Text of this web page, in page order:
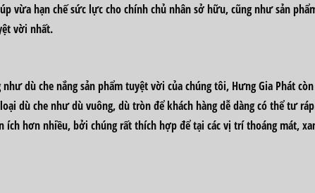
vừa hạn chế sức lực cho chính chủ nhân sở hữu, cũng như sản
vời nhất.
dù che nắng sản phẩm tuyệt vời của chúng tôi, Hưng Gia Phát
dù che như dù vuông, dù tròn để khách hàng dễ dàng có thể tư
ích hơn nhiều, bởi chúng rất thích hợp để tại các vị trí thoáng mát,